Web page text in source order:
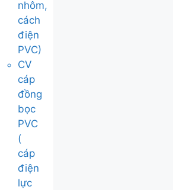
nhôm,
cách
điện
PVC)
CV
cáp
đồng
bọc
PVC
(
cáp
điện
lực